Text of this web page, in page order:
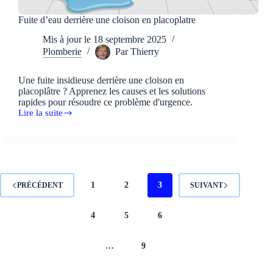
Fuite d’eau derrière une cloison en placoplatre
Mis à jour le 18 septembre 2025
Plomberie
Par Thierry
Une fuite insidieuse derrière une cloison en
placoplâtre ? Apprenez les causes et les solutions
rapides pour résoudre ce problème d'urgence.
Lire la suite
Fuite
placoplatre
PRÉCÉDENT 1 2 3
4 5 6
… 9
SUIVANT